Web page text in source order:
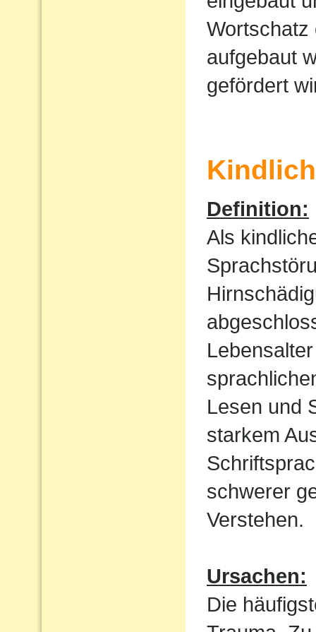
Wortschatz
aufgebaut
gefördert
Definition:
Als
Lesen und
starkem
schwerer
Verstehen.
Ursachen:
Die